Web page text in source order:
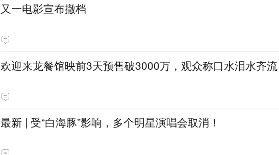
又一电影宣布撤档
欢迎来龙餐馆映前3天预售破3000万，观众称口水泪水齐流
最新 | 受“白海豚”影响，多个明星演唱会取消！